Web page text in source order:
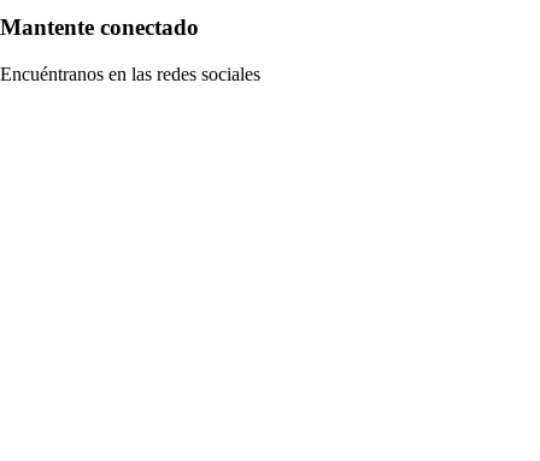
Mantente conectado
Encuéntranos en las redes sociales